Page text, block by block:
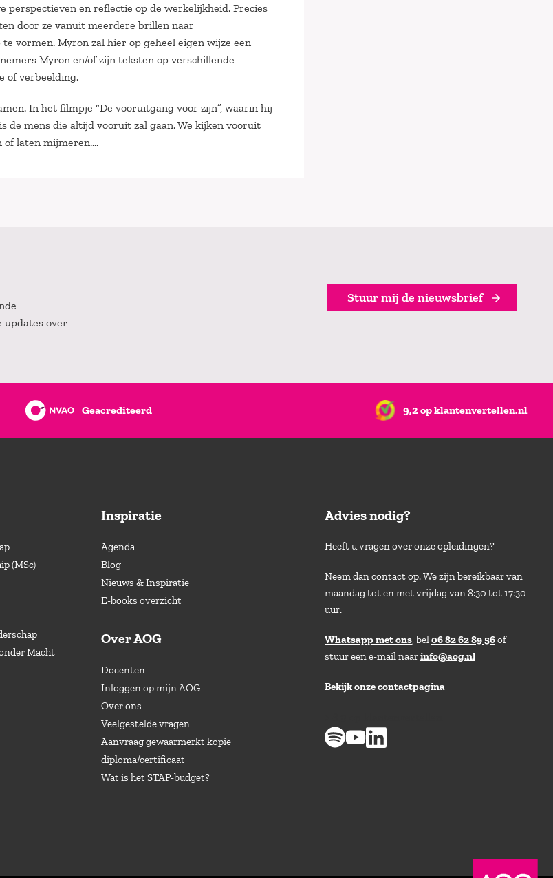
en reflectie op de werkelijkheid. Precies
door ze vanuit meerdere brillen naar
vormen. Myron zal hier op geheel eigen wijze een
Myron en/of zijn teksten op verschillende
of verbeelding.
In het filmpje “De vooruitgang voor zijn”, waarin hij
de mens die altijd vooruit zal gaan. We kijken vooruit
of laten mijmeren….
updates over
Stuur mij de nieuwsbrief
Geacrediteerd 9,2 op klantenvertellen.nl
(MSc)
Macht
Inspiratie
Agenda
Blog
Nieuws & Inspiratie
E-books overzicht
Over AOG
Docenten
Inloggen op mijn AOG
Over ons
Veelgestelde vragen
Aanvraag gewaarmerkt kopie
diploma/certificaat
Wat is het STAP-budget?
Advies nodig?
Heeft u vragen over onze opleidingen?
Neem dan contact op. We zijn bereikbaar van
maandag tot en met vrijdag van 8:30 tot 17:30
uur.
Whatsapp met ons, bel06 82 62 89 56of
stuur een e-mail naarinfo@aog.nl
Bekijk onze contactpagina